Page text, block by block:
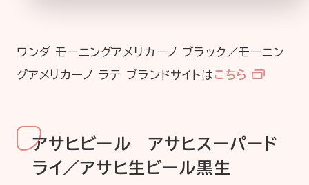
ワンダ モーニングアメリカーノ ブラック／モーニン
グアメリカーノ ラテ ブランドサイトはこちら
アサヒビール アサヒスーパード
ライ／アサヒ生ビール黒生